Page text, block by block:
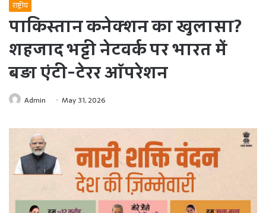
राष्ट्रीय
पाकिस्तान कनेक्शन का खुलासा?
शहजाद भट्टी नेटवर्क पर भारत में
बड़ा एंटी-टेरर ऑपरेशन
Admin May 31, 2026